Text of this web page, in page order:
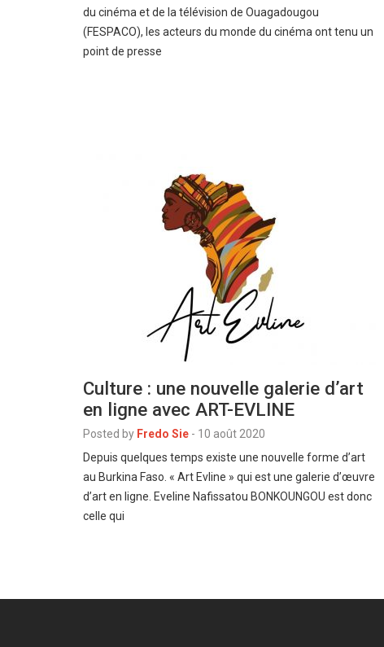
du cinéma et de la télévision de Ouagadougou
(FESPACO), les acteurs du monde du cinéma ont tenu un
point de presse
Culture : une nouvelle galerie d’art
en ligne avec ART-EVLINE
Posted by Fredo Sie - 10 août 2020
Depuis quelques temps existe une nouvelle forme d’art
au Burkina Faso. « Art Evline » qui est une galerie d’œuvre
d’art en ligne. Eveline Nafissatou BONKOUNGOU est donc
celle qui